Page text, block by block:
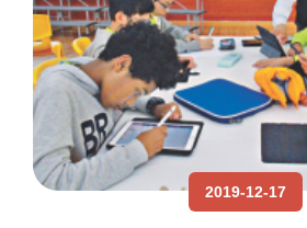
2019-12-17